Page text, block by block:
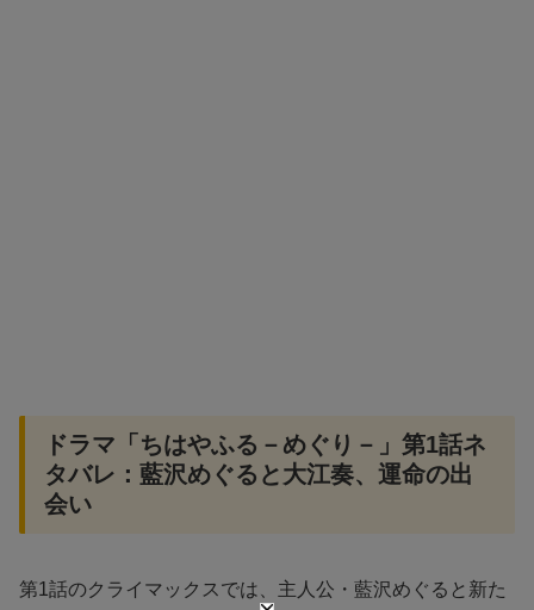
ドラマ「ちはやふる－めぐり－」第1話ネ
タバレ：藍沢めぐると大江奏、運命の出
会い
第1話のクライマックスでは、主人公・藍沢めぐると新た